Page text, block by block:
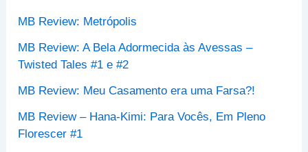
o
:
MB Review: Metrópolis
MB Review: A Bela Adormecida às Avessas –
Twisted Tales #1 e #2
MB Review: Meu Casamento era uma Farsa?!
MB Review – Hana-Kimi: Para Vocês, Em Pleno
Florescer #1